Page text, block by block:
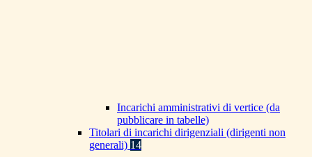
Incarichi amministrativi di vertice (da
pubblicare in tabelle)
Titolari di incarichi dirigenziali (dirigenti non
generali) 14